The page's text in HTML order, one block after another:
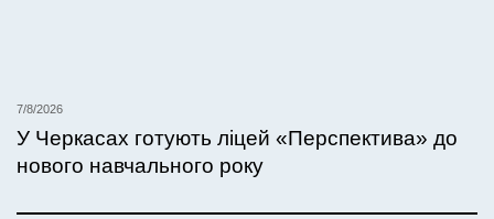
7/8/2026
У Черкасах готують ліцей «Перспектива» до
нового навчального року